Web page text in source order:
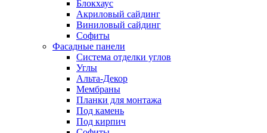
Блокхаус
Акриловый сайдинг
Виниловый сайдинг
Софиты
Фасадные панели
Система отделки углов
Углы
Альта-Декор
Мембраны
Планки для монтажа
Под камень
Под кирпич